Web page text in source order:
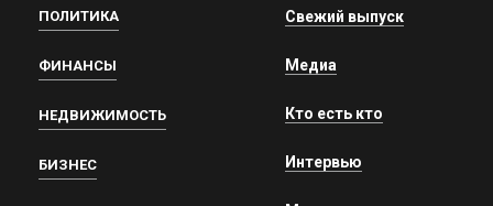
ПОЛИТИКА
ФИНАНСЫ
НЕДВИЖИМОСТЬ
БИЗНЕС
Свежий выпуск
Медиа
Кто есть кто
Интервью